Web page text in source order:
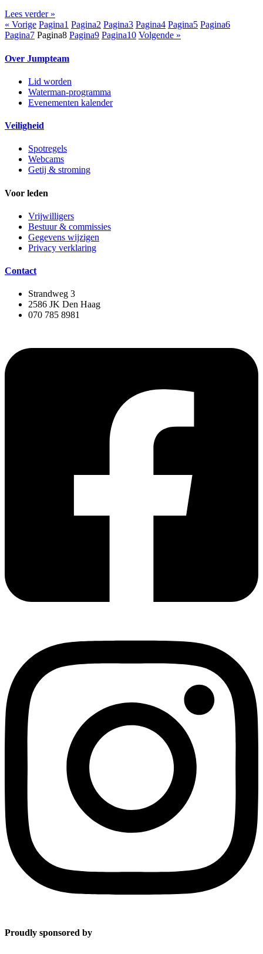
Lees verder »
« Vorige Pagina1 Pagina2 Pagina3 Pagina4 Pagina5 Pagina6
Pagina7 Pagina8 Pagina9 Pagina10 Volgende »
Over Jumpteam
Lid worden
Waterman-programma
Evenementen kalender
Veiligheid
Spotregels
Webcams
Getij & stroming
Voor leden
Vrijwilligers
Bestuur & commissies
Gegevens wijzigen
Privacy verklaring
Contact
Strandweg 3
2586 JK Den Haag
070 785 8981
Proudly sponsored by